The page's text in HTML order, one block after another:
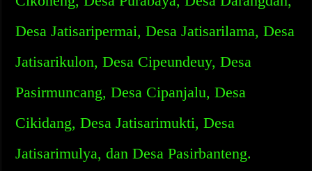
Desa Jatisaripermai, Desa Jatisarilama, Desa
Jatisarikulon, Desa Cipeundeuy, Desa
Pasirmuncang, Desa Cipanjalu, Desa
Cikidang, Desa Jatisarimukti, Desa
Jatisarimulya, dan Desa Pasirbanteng.